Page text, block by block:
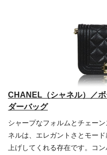
CHANEL（シャネル）／
ダーバッグ
シャープなフォルムとチェー
ネルは、エレガントさとモー
上げしてくれる存在です。コ